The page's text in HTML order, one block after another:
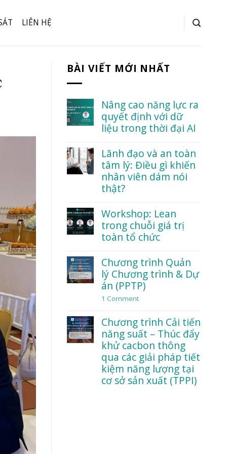
LIÊN HỆ
BÀI VIẾT MỚI NHẤT
Nâng cao năng lực ra
quyết định với dữ
liệu trong thời đại AI
Comments
on
Nâng
cao
năng
lực
định
với
dữ
liệu
đại
AI
Lãnh đạo và an toàn
tâm lý: Điều gì khiến
nhân viên dám nói
thật?
Comments
on
Lãnh
đạo
và
toàn
tâm
lý:
Điều
gì
khiến
dám
nói
thật?
Workshop: Lean
trong chuỗi giá trị
toàn tổ chức
Comments
on
Workshop:
Lean
trong
chuỗi
toàn
tổ
chức
Chương trình Quản
lý Chương trình & Dự
án (PPTP)
1 Comment
Quản
lý
Chương
trình
&
Dự
án
(PPTP)
Chương trình Cải tiến
năng suất – Thúc đẩy
khử cacbon thông
qua các giải pháp tiết
kiệm năng lượng tại
cơ sở sản xuất (TPPI)